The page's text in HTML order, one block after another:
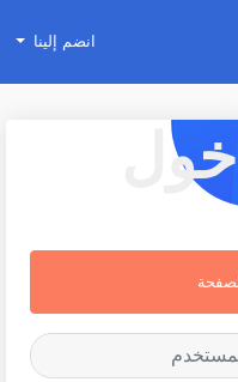
انضم إلينا